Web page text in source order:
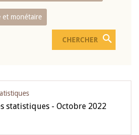
et monétaire
statistiques - Octobre 2022